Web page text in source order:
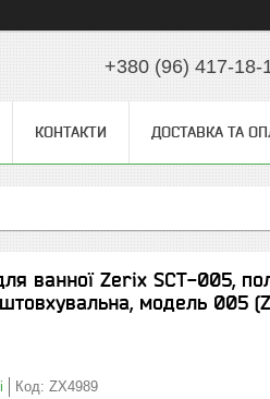
+380 (96) 417-18-
КОНТАКТИ ДОСТАВКА ТА
ванної Zerix SCT-005,
модель 005
Код: ZX4989